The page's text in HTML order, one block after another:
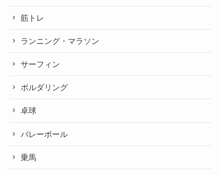
筋トレ
ランニング・マラソン
サーフィン
ボルダリング
卓球
バレーボール
乗馬